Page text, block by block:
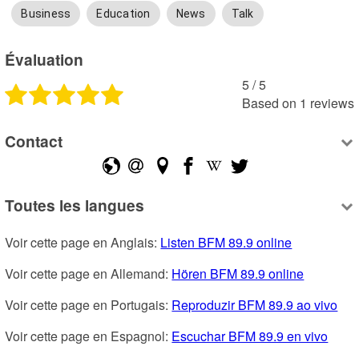
Business Education News Talk
Évaluation
5 /5
Based on 1 reviews
Contact
Toutes les langues
Voir cette page en Anglais: Listen BFM 89.9 online
Voir cette page en Allemand: Hören BFM 89.9 online
Voir cette page en Portugais: Reproduzir BFM 89.9 ao vivo
Voir cette page en Espagnol: Escuchar BFM 89.9 en vivo